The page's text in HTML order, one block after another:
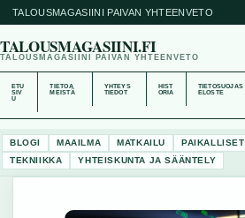
TALOUSMAGASIINI PAIVAN YHTEENVETO
TALOUSMAGASIINI.FI
TALOUSMAGASIINI PAIVAN YHTEENVETO
ETU
SIV
U
TIETOA
MEISTÄ
YHTEYS
TIEDOT
HIST
ORIA
TIETOSUOJAS
ELOSTE
BLOGI MAAILMA MATKAILU PAIKALLISET
TEKNIIKKA
YHTEISKUNTA JA SÄÄNTELY